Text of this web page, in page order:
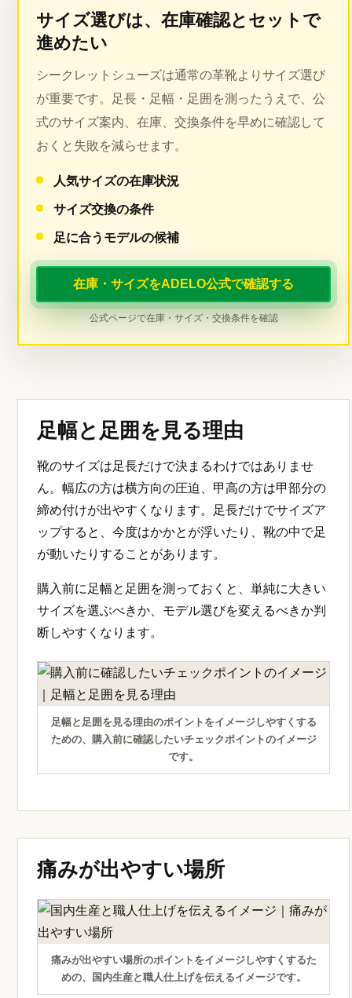
サイズ選びは、在庫確認とセットで
進めたい
シークレットシューズは通常の革靴よりサイズ選び
が重要です。足長・足幅・足囲を測ったうえで、公
式のサイズ案内、在庫、交換条件を早めに確認して
おくと失敗を減らせます。
人気サイズの在庫状況
サイズ交換の条件
足に合うモデルの候補
在庫・サイズをADELO公式で確認する
公式ページで在庫・サイズ・交換条件を確認
足幅と足囲を見る理由
靴のサイズは足長だけで決まるわけではありませ
ん。幅広の方は横方向の圧迫、甲高の方は甲部分の
締め付けが出やすくなります。足長だけでサイズア
ップすると、今度はかかとが浮いたり、靴の中で足
が動いたりすることがあります。
購入前に足幅と足囲を測っておくと、単純に大きい
サイズを選ぶべきか、モデル選びを変えるべきか判
断しやすくなります。
足幅と足囲を見る理由のポイントをイメージしやすくする
ための、購入前に確認したいチェックポイントのイメージ
です。
痛みが出やすい場所
痛みが出やすい場所のポイントをイメージしやすくするた
めの、国内生産と職人仕上げを伝えるイメージです。